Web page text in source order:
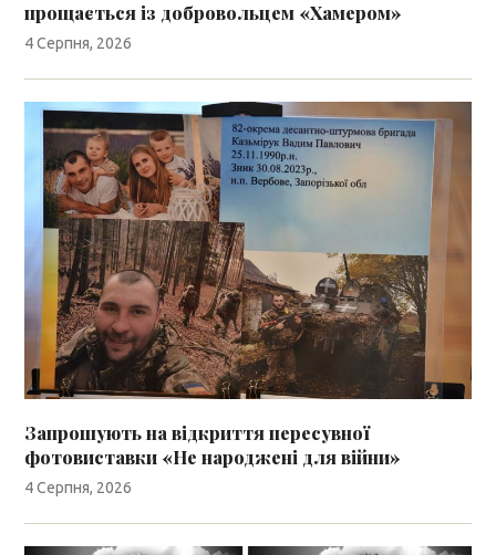
прощається із добровольцем «Хамером»
4 Серпня, 2026
Запрошують на відкриття пересувної
фотовиставки «Не народжені для війни»
4 Серпня, 2026